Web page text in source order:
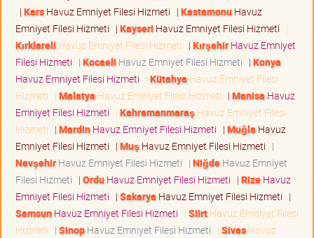
| KarsHavuz Emniyet Filesi Hizmeti | KastamonuHavuz
Emniyet Filesi Hizmeti | Kayseri Havuz Emniyet Filesi Hizmeti |
Kırklareli Havuz Emniyet Filesi Hizmeti | KırşehirHavuz Emniyet
Filesi Hizmeti | Kocaeli Havuz Emniyet Filesi Hizmeti | Konya
Havuz Emniyet Filesi Hizmeti | Kütahya Havuz Emniyet Filesi
Hizmeti | Malatya Havuz Emniyet Filesi Hizmeti | Manisa Havuz
Emniyet Filesi Hizmeti | Kahramanmaraş Havuz Emniyet Filesi
Hizmeti | MardinHavuz Emniyet Filesi Hizmeti | Muğla Havuz
Emniyet Filesi Hizmeti | Muş Havuz Emniyet Filesi Hizmeti |
NevşehirHavuz Emniyet Filesi Hizmeti | NiğdeHavuz Emniyet
Filesi Hizmeti | OrduHavuz Emniyet Filesi Hizmeti | RizeHavuz
Emniyet Filesi Hizmeti | Sakarya Havuz Emniyet Filesi Hizmeti |
SamsunHavuz Emniyet Filesi Hizmeti | SiirtHavuz Emniyet Filesi
Hizmeti | SinopHavuz Emniyet Filesi Hizmeti | SivasHavuz